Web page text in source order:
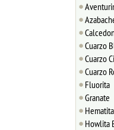
Cuarzo
Cuarzo
Cuarzo
Fluorita
Granate
Hematita
Howlita